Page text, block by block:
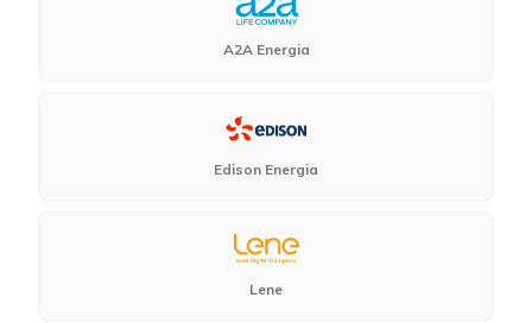
A2A Energia
Edison Energia
Lene